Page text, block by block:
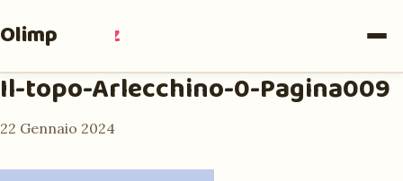
Olimpia Ruiz
Il-topo-Arlecchino-0-Pagina009
22 Gennaio 2024